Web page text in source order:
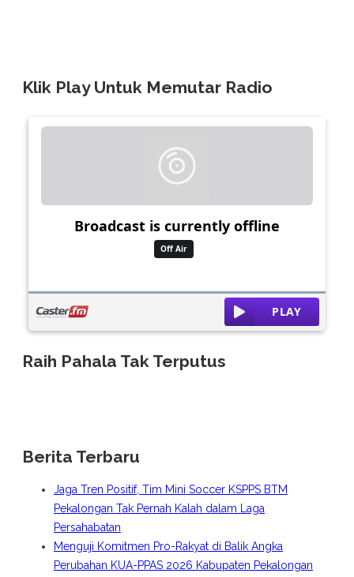
Klik Play Untuk Memutar Radio
Raih Pahala Tak Terputus
Berita Terbaru
Jaga Tren Positif, Tim Mini Soccer KSPPS BTM
Pekalongan Tak Pernah Kalah dalam Laga
Persahabatan
Menguji Komitmen Pro-Rakyat di Balik Angka
Perubahan KUA-PPAS 2026 Kabupaten Pekalongan